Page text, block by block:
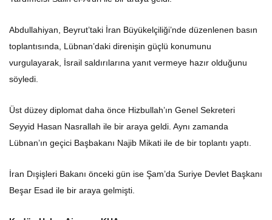
Abdullahiyan, Beyrut’taki İran Büyükelçiliği’nde düzenlenen basın
toplantısında, Lübnan’daki direnişin güçlü konumunu
vurgulayarak, İsrail saldırılarına yanıt vermeye hazır olduğunu
söyledi.
Üst düzey diplomat daha önce Hizbullah’ın Genel Sekreteri
Seyyid Hasan Nasrallah ile bir araya geldi. Aynı zamanda
Lübnan’ın geçici Başbakanı Najib Mikati ile de bir toplantı yaptı.
İran Dışişleri Bakanı önceki gün ise Şam’da Suriye Devlet Başkanı
Beşar Esad ile bir araya gelmişti.
Kudüs Haber Ajansı – KHA